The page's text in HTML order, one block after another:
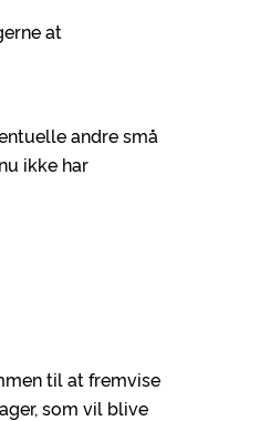
at
andre små
ikke har
til at fremvise
som vil blive